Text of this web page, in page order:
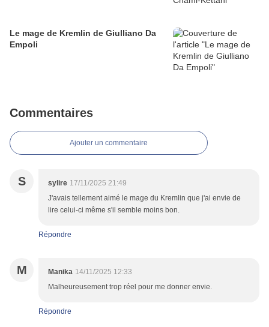
Le mage de Kremlin de Giulliano Da
Empoli
Commentaires
Ajouter un commentaire
S sylire 17/11/2025 21:49
J'avais tellement aimé le mage du Kremlin que j'ai envie de
lire celui-ci même s'il semble moins bon.
Répondre
M Manika 14/11/2025 12:33
Malheureusement trop réel pour me donner envie.
Répondre